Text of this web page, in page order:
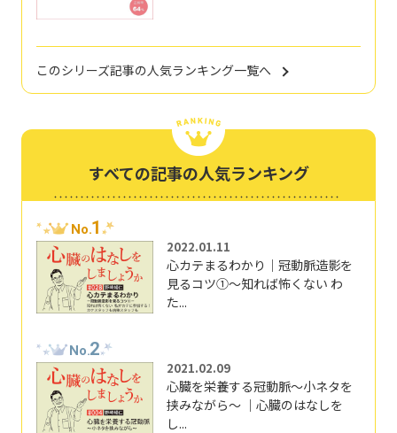
このシリーズ記事の人気ランキング一覧へ
すべての記事の人気ランキング
No.1
2022.01.11
心カテまるわかり｜冠動脈造影を
見るコツ①～知れば怖くない わ
た...
No.2
2021.02.09
心臓を栄養する冠動脈～小ネタを
挟みながら～ ｜心臓のはなしを
し...